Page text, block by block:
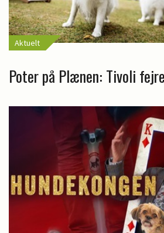
Aktuelt
Poter på Plænen: Tivoli